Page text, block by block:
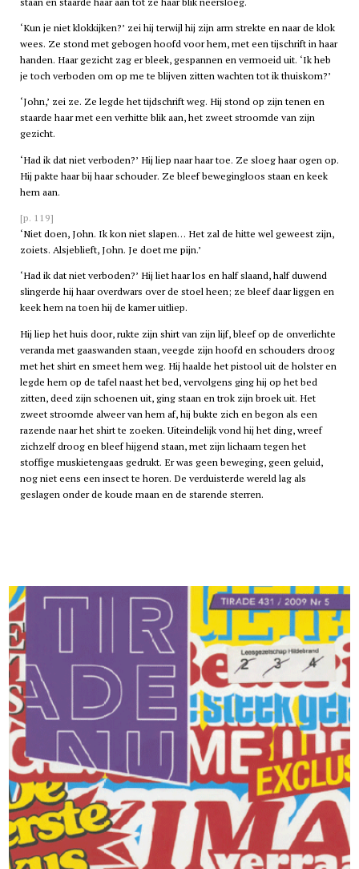
‘Kun je niet klokkijken?’ zei hij terwijl hij zijn arm strekte en naar de klok
wees. Ze stond met gebogen hoofd voor hem, met een tijschrift in haar
handen. Haar gezicht zag er bleek, gespannen en vermoeid uit. ‘Ik heb
je toch verboden om op me te blijven zitten wachten tot ik thuiskom?’
‘John,’ zei ze. Ze legde het tijdschrift weg. Hij stond op zijn tenen en
staarde haar met een verhitte blik aan, het zweet stroomde van zijn
gezicht.
‘Had ik dat niet verboden?’ Hij liep naar haar toe. Ze sloeg haar ogen op.
Hij pakte haar bij haar schouder. Ze bleef bewegingloos staan en keek
hem aan.
[p. 119]
‘Niet doen, John. Ik kon niet slapen… Het zal de hitte wel geweest zijn,
zoiets. Alsjeblieft, John. Je doet me pijn.’
‘Had ik dat niet verboden?’ Hij liet haar los en half slaand, half duwend
slingerde hij haar overdwars over de stoel heen; ze bleef daar liggen en
keek hem na toen hij de kamer uitliep.
Hij liep het huis door, rukte zijn shirt van zijn lijf, bleef op de onverlichte
veranda met gaaswanden staan, veegde zijn hoofd en schouders droog
met het shirt en smeet hem weg. Hij haalde het pistool uit de holster en
legde hem op de tafel naast het bed, vervolgens ging hij op het bed
zitten, deed zijn schoenen uit, ging staan en trok zijn broek uit. Het
zweet stroomde alweer van hem af, hij bukte zich en begon als een
razende naar het shirt te zoeken. Uiteindelijk vond hij het ding, wreef
zichzelf droog en bleef hijgend staan, met zijn lichaam tegen het
stoffige muskietengaas gedrukt. Er was geen beweging, geen geluid,
nog niet eens een insect te horen. De verduisterde wereld lag als
geslagen onder de koude maan en de starende sterren.